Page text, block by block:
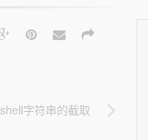
shell字符串的截取